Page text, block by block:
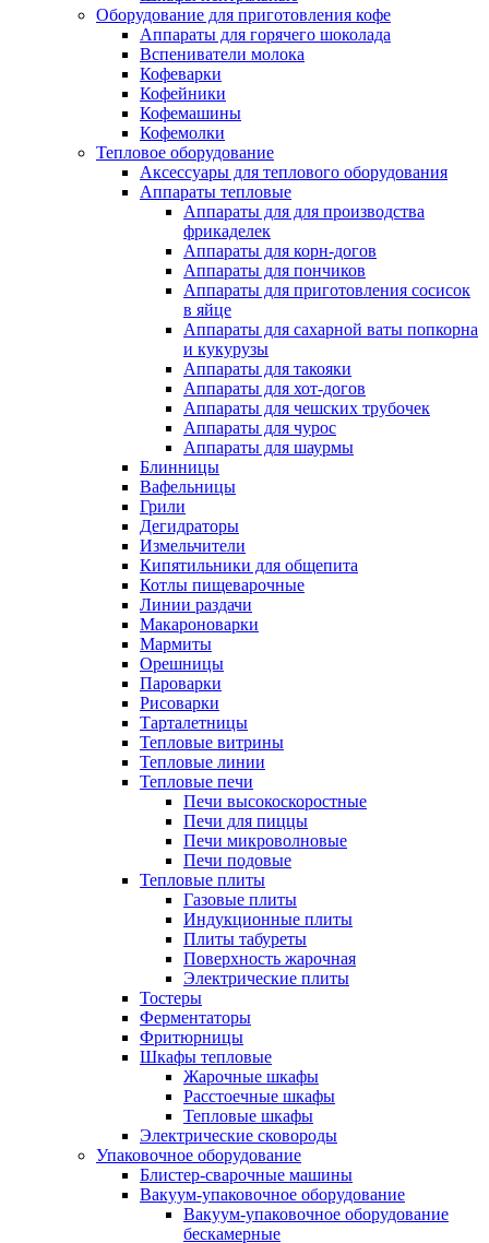
Оборудование для приготовления кофе
Аппараты для горячего шоколада
Вспениватели молока
Кофеварки
Кофейники
Кофемашины
Кофемолки
Тепловое оборудование
Аксессуары для теплового оборудования
Аппараты тепловые
Аппараты для для производства
фрикаделек
Аппараты для корн-догов
Аппараты для пончиков
Аппараты для приготовления сосисок
в яйце
Аппараты для сахарной ваты попкорна
и кукурузы
Аппараты для такояки
Аппараты для хот-догов
Аппараты для чешских трубочек
Аппараты для чурос
Аппараты для шаурмы
Блинницы
Вафельницы
Грили
Дегидраторы
Измельчители
Кипятильники для общепита
Котлы пищеварочные
Линии раздачи
Макароноварки
Мармиты
Орешницы
Пароварки
Рисоварки
Тарталетницы
Тепловые витрины
Тепловые линии
Тепловые печи
Печи высокоскоростные
Печи для пиццы
Печи микроволновые
Печи подовые
Тепловые плиты
Газовые плиты
Индукционные плиты
Плиты табуреты
Поверхность жарочная
Электрические плиты
Тостеры
Ферментаторы
Фритюрницы
Шкафы тепловые
Жарочные шкафы
Расстоечные шкафы
Тепловые шкафы
Электрические сковороды
Упаковочное оборудование
Блистер-сварочные машины
Вакуум-упаковочное оборудование
Вакуум-упаковочное оборудование
беcкамерные